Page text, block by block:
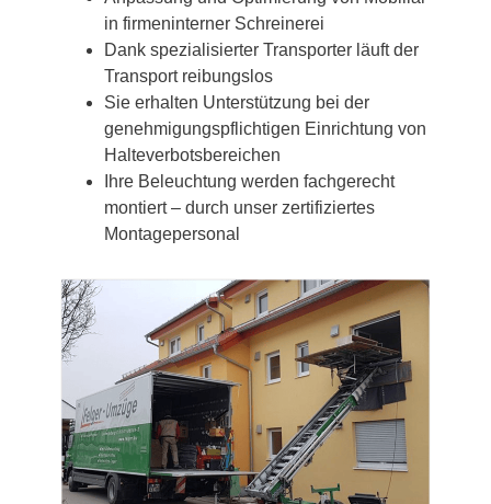
in firmeninterner Schreinerei
Dank spezialisierter Transporter läuft der
Transport reibungslos
Sie erhalten Unterstützung bei der
genehmigungspflichtigen Einrichtung von
Halteverbotsbereichen
Ihre Beleuchtung werden fachgerecht
montiert – durch unser zertifiziertes
Montagepersonal